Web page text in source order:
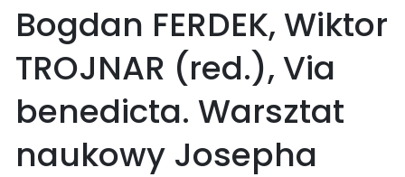
Bogdan FERDEK, Wiktor
TROJNAR (red.), Via
benedicta. Warsztat
naukowy Josepha